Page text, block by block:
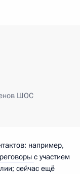
ШОС
например,
с участием
сейчас ещё